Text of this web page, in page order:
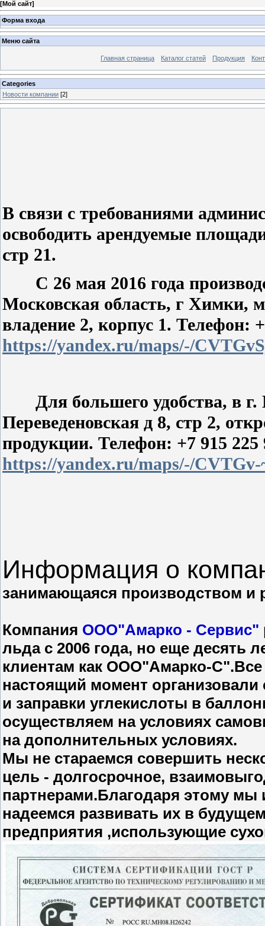
[Мой сайт]
Форма входа
Меню сайта
Главная страница Каталог статей Продукция
Categories
Новости компании [2]
В связи с требованиями
освободить арендуемые
стр 21.
С 26 мая 2016 года
Московская область, г Химки,
владение 2, корпус 1. Телефон:
https://yandex.ru/maps/-/
Для большего удобства, в г.
Переведеновская д 8, стр 2,
продукции. Телефон: +7 915 225
https://yandex.ru/maps/-/
Информация о
занимающаяся производством и
Компания ООО"Амарко - Сервис"
льда с 2006 года, но еще десять
клиентам как ООО"Амарко-
настоящий момент
и заправки углекислоты в
осуществляем на условиях
на дополнительных условиях.
Мы не стараемся совершить
цель - долгосрочное,
партнерами.Благодаря этому мы
надеемся развивать их в
предприятия ,использующие